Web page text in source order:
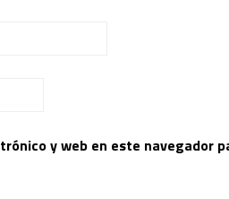
y web en este navegador